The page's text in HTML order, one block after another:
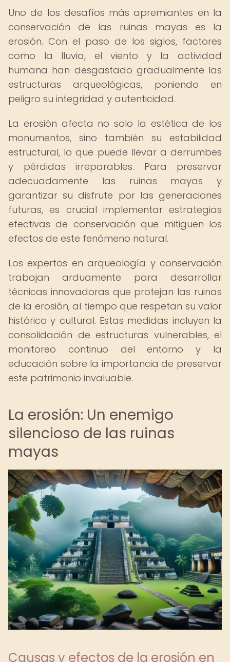
Uno de los desafíos más apremiantes en la
conservación de las ruinas mayas es la
erosión. Con el paso de los siglos, factores
como la lluvia, el viento y la actividad
humana han desgastado gradualmente las
estructuras arqueológicas, poniendo en
peligro su integridad y autenticidad.
La erosión afecta no solo la estética de los
monumentos, sino también su estabilidad
estructural, lo que puede llevar a derrumbes
y pérdidas irreparables. Para preservar
adecuadamente las ruinas mayas y
garantizar su disfrute por las generaciones
futuras, es crucial implementar estrategias
efectivas de conservación que mitiguen los
efectos de este fenómeno natural.
Los expertos en arqueología y conservación
trabajan arduamente para desarrollar
técnicas innovadoras que protejan las ruinas
de la erosión, al tiempo que respetan su valor
histórico y cultural. Estas medidas incluyen la
consolidación de estructuras vulnerables, el
monitoreo continuo del entorno y la
educación sobre la importancia de preservar
este patrimonio invaluable.
La erosión: Un enemigo
silencioso de las ruinas
mayas
Causas y efectos de la erosión en